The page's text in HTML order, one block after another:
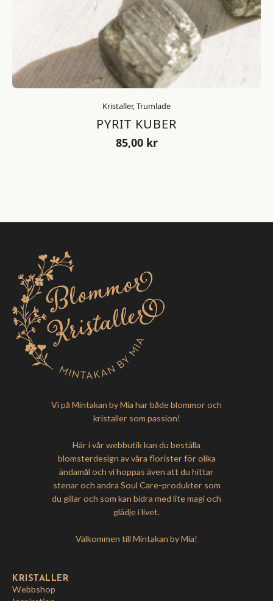
Kristaller, Trumlade
PYRIT KUBER
85,00 kr
Vi på Mintakan by Mia har både blommor och
kristaller som passion!
Här i vår webbutik kan du beställa
blomsterdesign av våra florister för olika
ändamål och vi hoppas även att du hittar
stenar och andra Soul Care-produkter som
du gillar och som kan bidra med lite magi och
glädje i livet.
Välkommen till Mintakan by Mia!
KRISTALLER
Webbshop